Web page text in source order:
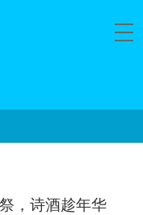
，诗酒趁年华